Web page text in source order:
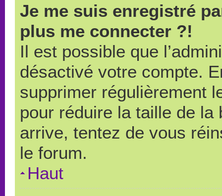
Je me suis enregistré
plus me connecter ?!
Il est possible que
désactivé votre compte.
supprimer régulièrement
pour réduire la taille de
arrive, tentez de vous
le forum.
Haut